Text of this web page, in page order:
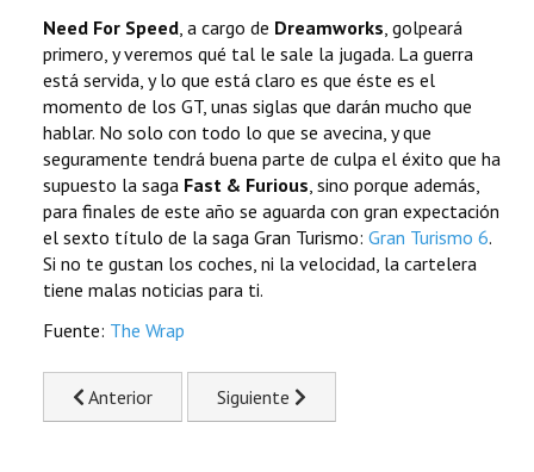
Need For Speed , a cargo de Dreamworks , golpeará
primero, y veremos qué tal le sale la jugada. La guerra
está servida, y lo que está claro es que éste es el
momento de los GT, unas siglas que darán mucho que
hablar. No solo con todo lo que se avecina, y que
seguramente tendrá buena parte de culpa el éxito que ha
supuesto la saga Fast & Furious , sino porque además,
para finales de este año se aguarda con gran expectación
el sexto título de la saga Gran Turismo: Gran Turismo 6.
Si no te gustan los coches, ni la velocidad, la cartelera
tiene malas noticias para ti.
Fuente: The Wrap
Previous article: Robocop Remake. Un vistazo al tráiler
Anterior Next article: El corazón del Angel,
Siguiente